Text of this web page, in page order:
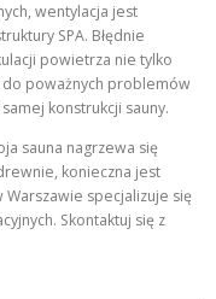
wentylacja jest
SPA. Błędnie
powietrza nie tylko
poważnych problemów
konstrukcji sauny.
sauna nagrzewa się
konieczna jest
specjalizuje się
Skontaktuj się z